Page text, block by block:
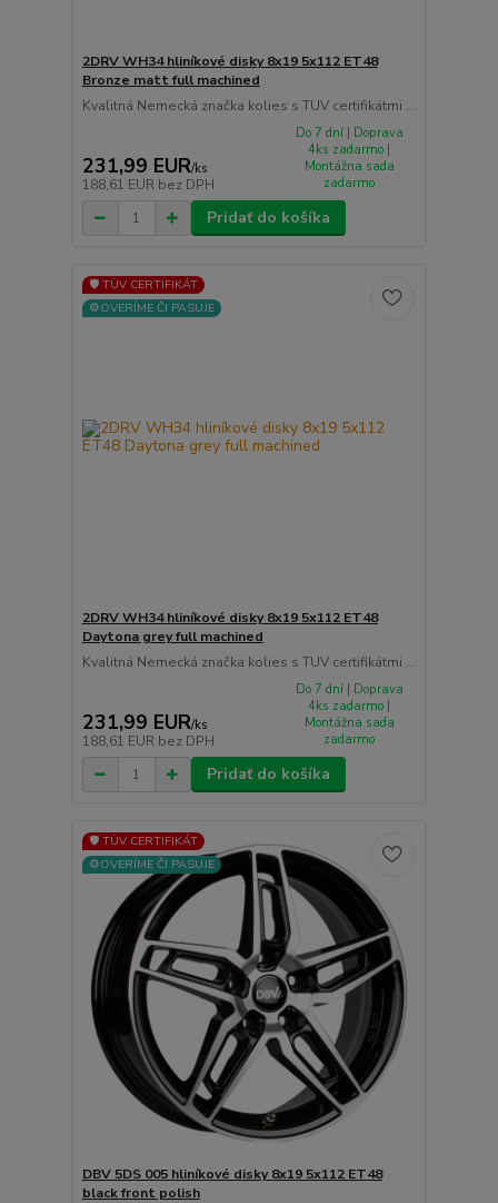
2DRV WH34 hliníkové disky 8x19 5x112 ET48
Bronze matt full machined
Kvalitná Nemecká značka kolies s TUV certifikátmi ...
231,99 EUR/ks
188,61 EUR bez DPH
Do 7 dní | Doprava
4ks zadarmo |
Montážna sada
zadarmo
Pridať do košíka
🛡️ TÜV CERTIFIKÁT
⚙️OVERÍME ČI PASUJE
2DRV WH34 hliníkové disky 8x19 5x112 ET48
Daytona grey full machined
Kvalitná Nemecká značka kolies s TUV certifikátmi ...
231,99 EUR/ks
188,61 EUR bez DPH
Do 7 dní | Doprava
4ks zadarmo |
Montážna sada
zadarmo
Pridať do košíka
🛡️ TÜV CERTIFIKÁT
⚙️OVERÍME ČI PASUJE
DBV 5DS 005 hliníkové disky 8x19 5x112 ET48
black front polish